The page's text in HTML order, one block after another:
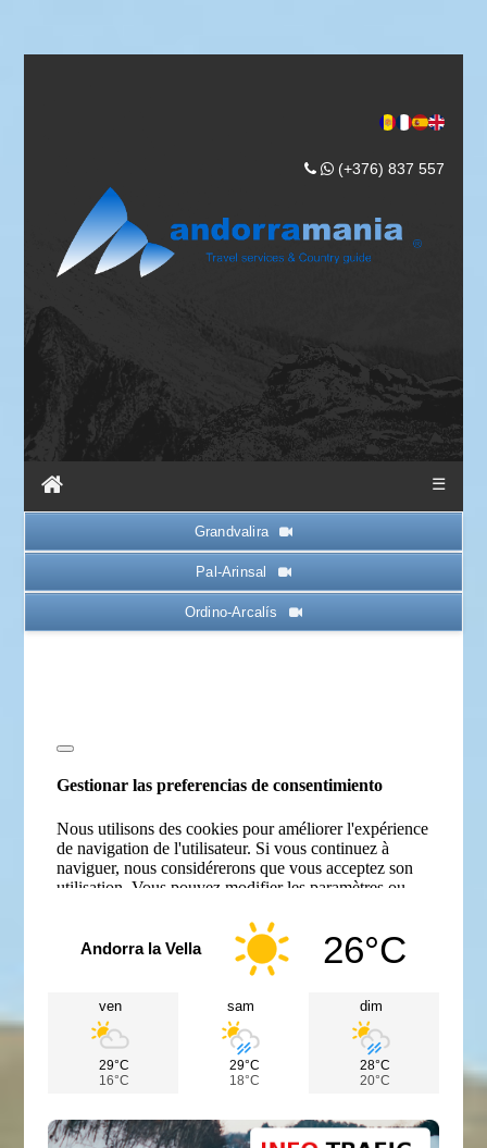
(+376) 837 557
☰
Grandvalira
Pal-Arinsal
Ordino-Arcalís
Andorra la Vella 26°C
ven
29°C
16°C
sam
29°C
18°C
dim
28°C
20°C